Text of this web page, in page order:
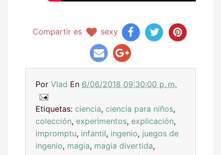
Compartir es sexy
Por Vlad En 6/06/2018 09:30:00 p. m.
Etiquetas: ciencia, ciencia para niños,
colección, experimentos, explicación,
impromptu, infantil, ingenio, juegos de
ingenio, magia, magia divertida,